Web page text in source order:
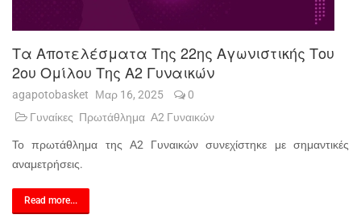
Τα Αποτελέσματα Της 22ης Αγωνιστικής Του
2ου Ομίλου Της Α2 Γυναικών
agapotobasket Μαρ 16, 2025
0
Γυναίκες Πρωτάθλημα Α2 Γυναικών
Το πρωτάθλημα της Α2 Γυναικών συνεχίστηκε με σημαντικές
αναμετρήσεις.
Read more...